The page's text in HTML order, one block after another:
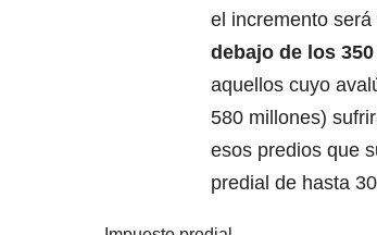
el incremento
debajo de los
aquellos cuyo
580 millones)
esos predios que
predial de hasta